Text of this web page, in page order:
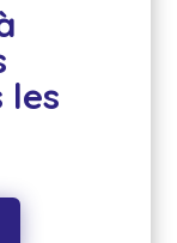
les